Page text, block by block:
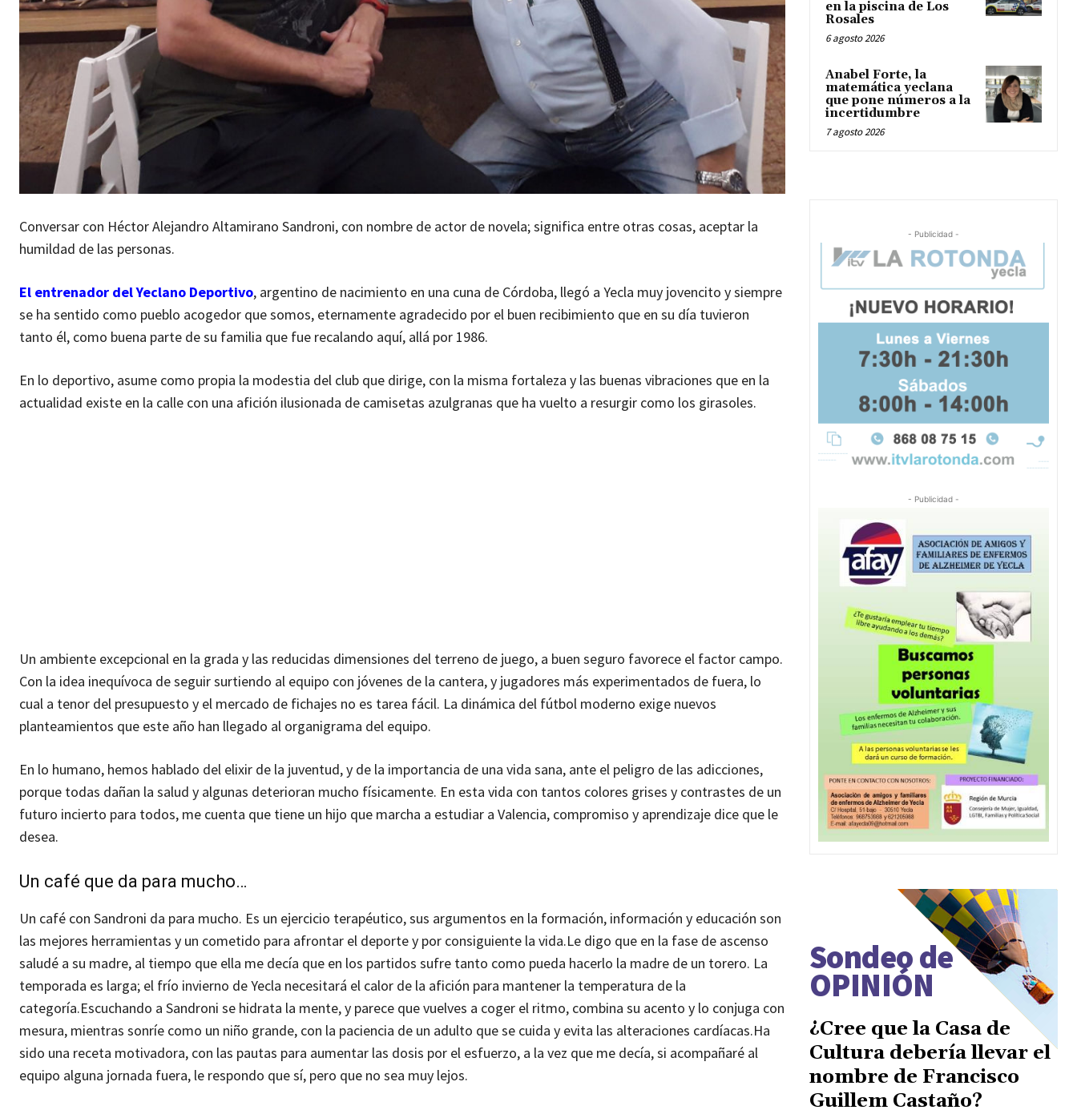
Conversar con Héctor Alejandro Altamirano Sandroni, con nombre de actor de novela; significa entre otras cosas, aceptar la
humildad de las personas.
El entrenador del Yeclano Deportivo, argentino de nacimiento en una cuna de Córdoba, llegó a Yecla muy jovencito y siempre
se ha sentido como pueblo acogedor que somos, eternamente agradecido por el buen recibimiento que en su día tuvieron
tanto él, como buena parte de su familia que fue recalando aquí, allá por 1986.
En lo deportivo, asume como propia la modestia del club que dirige, con la misma fortaleza y las buenas vibraciones que en la
actualidad existe en la calle con una afición ilusionada de camisetas azulgranas que ha vuelto a resurgir como los girasoles.
Un ambiente excepcional en la grada y las reducidas dimensiones del terreno de juego, a buen seguro favorece el factor campo.
Con la idea inequívoca de seguir surtiendo al equipo con jóvenes de la cantera, y jugadores más experimentados de fuera, lo
cual a tenor del presupuesto y el mercado de fichajes no es tarea fácil. La dinámica del fútbol moderno exige nuevos
planteamientos que este año han llegado al organigrama del equipo.
En lo humano, hemos hablado del elixir de la juventud, y de la importancia de una vida sana, ante el peligro de las adicciones,
porque todas dañan la salud y algunas deterioran mucho físicamente. En esta vida con tantos colores grises y contrastes de un
futuro incierto para todos, me cuenta que tiene un hijo que marcha a estudiar a Valencia, compromiso y aprendizaje dice que le
desea.
Un café que da para mucho…
Un café con Sandroni da para mucho. Es un ejercicio terapéutico, sus argumentos en la formación, información y educación son
las mejores herramientas y un cometido para afrontar el deporte y por consiguiente la vida.Le digo que en la fase de ascenso
saludé a su madre, al tiempo que ella me decía que en los partidos sufre tanto como pueda hacerlo la madre de un torero. La
temporada es larga; el frío invierno de Yecla necesitará el calor de la afición para mantener la temperatura de la
categoría.Escuchando a Sandroni se hidrata la mente, y parece que vuelves a coger el ritmo, combina su acento y lo conjuga con
mesura, mientras sonríe como un niño grande, con la paciencia de un adulto que se cuida y evita las alteraciones cardíacas.Ha
sido una receta motivadora, con las pautas para aumentar las dosis por el esfuerzo, a la vez que me decía, si acompañaré al
equipo alguna jornada fuera, le respondo que sí, pero que no sea muy lejos.
en la piscina de Los
Rosales
6 agosto 2026
Anabel Forte, la
matemática yeclana
que pone números a la
incertidumbre
7 agosto 2026
- Publicidad -
- Publicidad -
Sondeo de
OPINIÓN
¿Cree que la Casa de
Cultura debería llevar el
nombre de Francisco
Guillem Castaño?